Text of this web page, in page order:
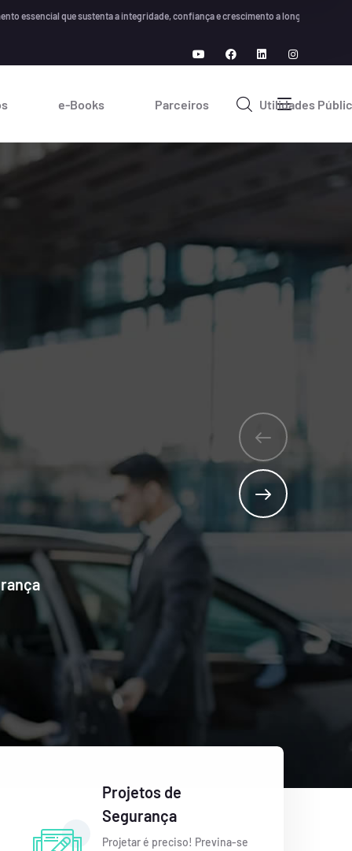
a integridade, confiança e crescimento a longo prazo em qualquer organização
e-Books Parceiros Utilidades
Projetos de
Segurança
Projetar é preciso! Previna-se